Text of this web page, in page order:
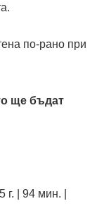
по-рано при
ще бъдат
| 94 мин. |